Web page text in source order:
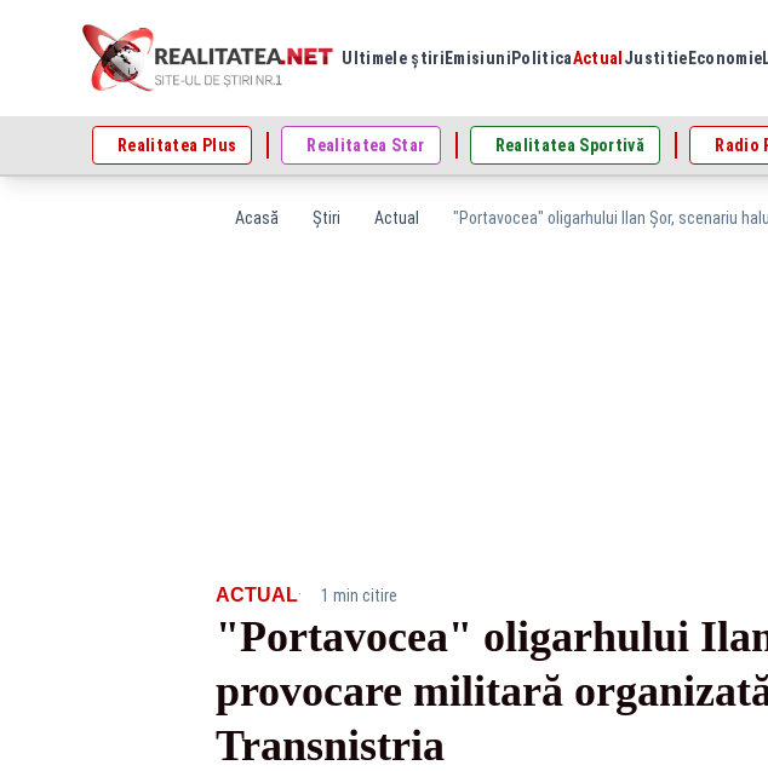
Ultimele știri Emisiuni PoliticaActual Justitie Economie
Realitatea Plus Realitatea Star Realitatea Sportivă Radio
Acasă Știri Actual "Portavocea" oligarhului Ilan Șor, scenariu
ACTUAL· 1 min citire
"Portavocea" oligarhului
provocare militară
Transnistria